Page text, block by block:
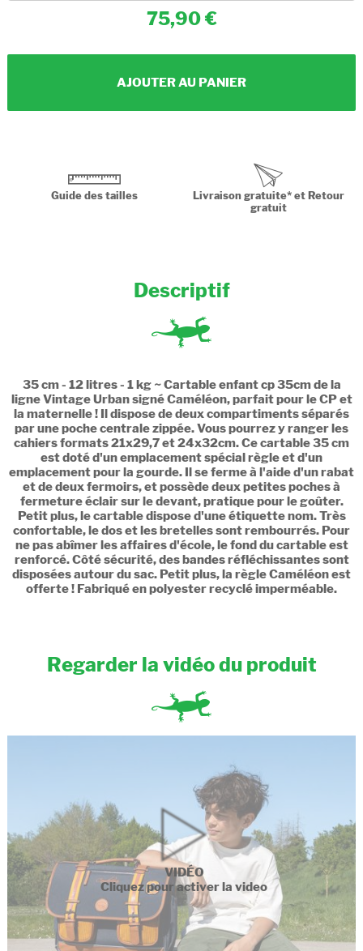
75,90
AJOUTER AU PANIER
Guide des tailles
Livraison gratuite* et Retour
gratuit
Descriptif
35 cm - 12 litres - 1 kg ~ Cartable enfant cp 35cm de la
ligne Vintage Urban signé Caméléon, parfait pour le CP et
la maternelle ! Il dispose de deux compartiments séparés
par une poche centrale zippée. Vous pourrez y ranger les
cahiers formats 21x29,7 et 24x32cm. Ce cartable 35 cm
est doté d'un emplacement spécial règle et d'un
emplacement pour la gourde. Il se ferme à l'aide d'un rabat
et de deux fermoirs, et possède deux petites poches à
fermeture éclair sur le devant, pratique pour le goûter.
Petit plus, le cartable dispose d'une étiquette nom. Très
confortable, le dos et les bretelles sont rembourrés. Pour
ne pas abîmer les affaires d'école, le fond du cartable est
renforcé. Côté sécurité, des bandes réfléchissantes sont
disposées autour du sac. Petit plus, la règle Caméléon est
offerte ! Fabriqué en polyester recyclé imperméable.
Regarder la vidéo du produit
VIDÉO
Cliquez pour activer la video